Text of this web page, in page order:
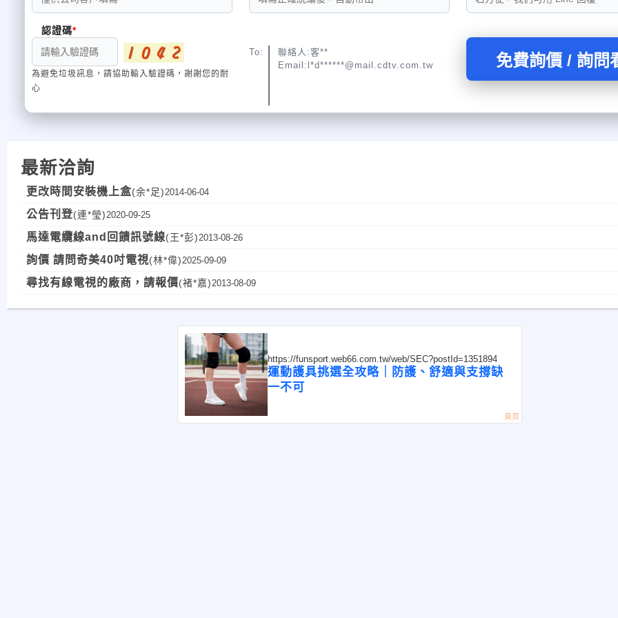
認證碼
為避免垃圾訊息，請協助輸入驗證碼，謝謝您的耐
心
To:
聯絡人:客**
Email:l*d******@mail.cdtv.com.tw
免費詢價 / 詢問
最新洽詢
更改時間安裝機上盒(余*足) 2014-06-04
公告刊登(連*瑩) 2020-09-25
馬達電纜線and回饋訊號線(王*彭) 2013-08-26
詢價 請問奇美40吋電視(林*偉) 2025-09-09
尋找有線電視的廠商，請報價(褚*嘉) 2013-08-09
https://funsport.web66.com.tw/web/SEC?postId=1351894
運動護具挑選全攻略｜防護、舒適與支撐缺
一不可